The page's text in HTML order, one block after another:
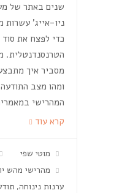
ניו-אייג' עשרות
כדי לפצח את
הטרנסנדנטלית.
מסביר איך
ומהו מצב
המהרישי
קרא עוד
מוטי שפי
מהרישי מהש
ערנות נינוחה,